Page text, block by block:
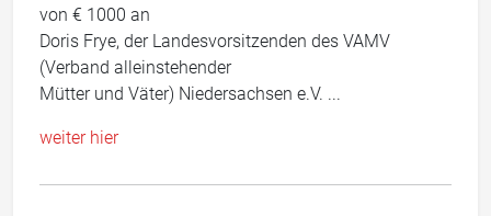
von € 1000 an
Doris Frye, der Landesvorsitzenden des VAMV
(Verband alleinstehender
Mütter und Väter) Niedersachsen e.V. ...
weiter hier